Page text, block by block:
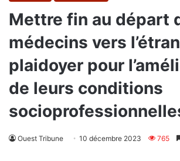
Mettre fin au départ
médecins vers
plaidoyer pour
de leurs conditions
Ouest Tribune 10 décembre 2023 765